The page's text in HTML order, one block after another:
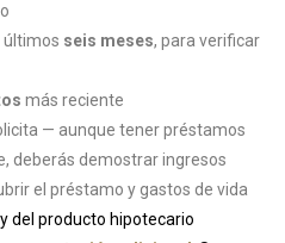
últimos seis meses, para verificar
más reciente
— aunque tener préstamos
deberás demostrar ingresos
el préstamo y gastos de vida
del producto hipotecario